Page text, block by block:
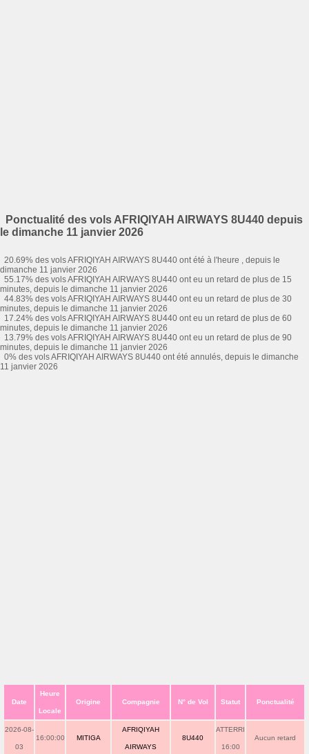
Ponctualité des vols AFRIQIYAH AIRWAYS 8U440 depuis
le dimanche 11 janvier 2026
20.69% des vols AFRIQIYAH AIRWAYS 8U440 ont été à l'heure , depuis le
dimanche 11 janvier 2026
55.17% des vols AFRIQIYAH AIRWAYS 8U440 ont eu un retard de plus de 15
minutes, depuis le dimanche 11 janvier 2026
44.83% des vols AFRIQIYAH AIRWAYS 8U440 ont eu un retard de plus de 30
minutes, depuis le dimanche 11 janvier 2026
17.24% des vols AFRIQIYAH AIRWAYS 8U440 ont eu un retard de plus de 60
minutes, depuis le dimanche 11 janvier 2026
13.79% des vols AFRIQIYAH AIRWAYS 8U440 ont eu un retard de plus de 90
minutes, depuis le dimanche 11 janvier 2026
0% des vols AFRIQIYAH AIRWAYS 8U440 ont été annulés, depuis le dimanche
11 janvier 2026
Date
Heure
Locale
Origine Compagnie N° de Vol Statut Ponctualité
2026-08-
03
16:00:00 MITIGA
AFRIQIYAH
AIRWAYS
8U440
ATTERRI
16:00
Aucun retard